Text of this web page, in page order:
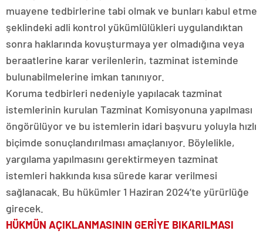
muayene tedbirlerine tabi olmak ve bunları kabul etme
şeklindeki adli kontrol yükümlülükleri uygulandıktan
sonra haklarında kovuşturmaya yer olmadığına veya
beraatlerine karar verilenlerin, tazminat isteminde
bulunabilmelerine imkan tanınıyor.
Koruma tedbirleri nedeniyle yapılacak tazminat
istemlerinin kurulan Tazminat Komisyonuna yapılması
öngörülüyor ve bu istemlerin idari başvuru yoluyla hızlı
biçimde sonuçlandırılması amaçlanıyor. Böylelikle,
yargılama yapılmasını gerektirmeyen tazminat
istemleri hakkında kısa sürede karar verilmesi
sağlanacak. Bu hükümler 1 Haziran 2024’te yürürlüğe
girecek.
HÜKMÜN AÇIKLANMASININ GERİYE BIKARILMASI